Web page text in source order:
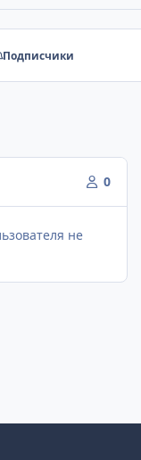
Подписчики
0
не